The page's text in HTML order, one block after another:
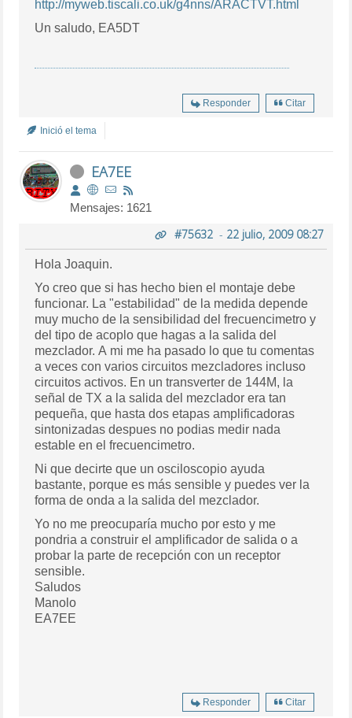
http://myweb.tiscali.co.uk/g4nns/ARACTVT.html
Un saludo, EA5DT
Responder Citar
Inició el tema
EA7EE
Mensajes: 1621
#75632- 22 julio, 2009 08:27
Hola Joaquin.
Yo creo que si has hecho bien el montaje debe
funcionar. La "estabilidad" de la medida depende
muy mucho de la sensibilidad del frecuencimetro y
del tipo de acoplo que hagas a la salida del
mezclador. A mi me ha pasado lo que tu comentas
a veces con varios circuitos mezcladores incluso
circuitos activos. En un transverter de 144M, la
señal de TX a la salida del mezclador era tan
pequeña, que hasta dos etapas amplificadoras
sintonizadas despues no podias medir nada
estable en el frecuencimetro.
Ni que decirte que un osciloscopio ayuda
bastante, porque es más sensible y puedes ver la
forma de onda a la salida del mezclador.
Yo no me preocuparía mucho por esto y me
pondria a construir el amplificador de salida o a
probar la parte de recepción con un receptor
sensible.
Saludos
Manolo
EA7EE
Responder Citar